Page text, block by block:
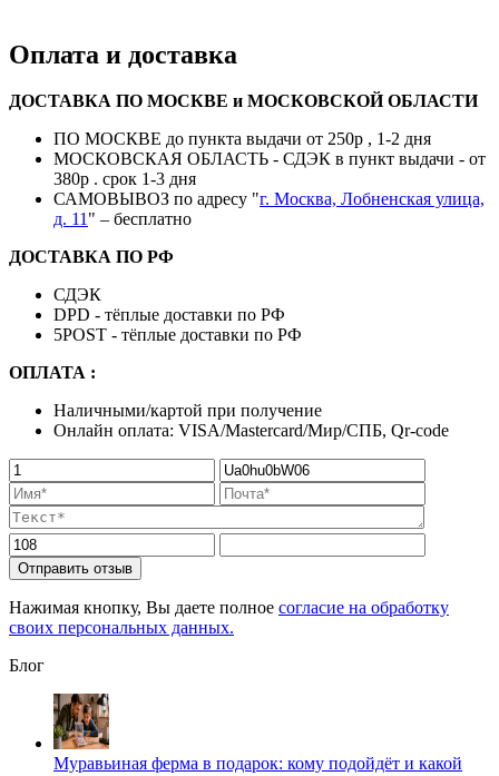
Оплата и доставка
ДОСТАВКА ПО МОСКВЕ и МОСКОВСКОЙ ОБЛАСТИ
ПО МОСКВЕ до пункта выдачи от 250р , 1-2 дня
МОСКОВСКАЯ ОБЛАСТЬ - СДЭК в пункт выдачи - от
380р . срок 1-3 дня
САМОВЫВОЗ по адресу "г. Москва, Лобненская улица,
д. 11" – бесплатно
ДОСТАВКА ПО РФ
СДЭК
DPD - тёплые доставки по РФ
5POST - тёплые доставки по РФ
ОПЛАТА :
Наличными/картой при получение
Онлайн оплата: VISA/Mastercard/Мир/СПБ, Qr-code
Отправить отзыв
Нажимая кнопку, Вы даете полное согласие на обработку
своих персональных данных.
Блог
Муравьиная ферма в подарок: кому подойдёт и какой